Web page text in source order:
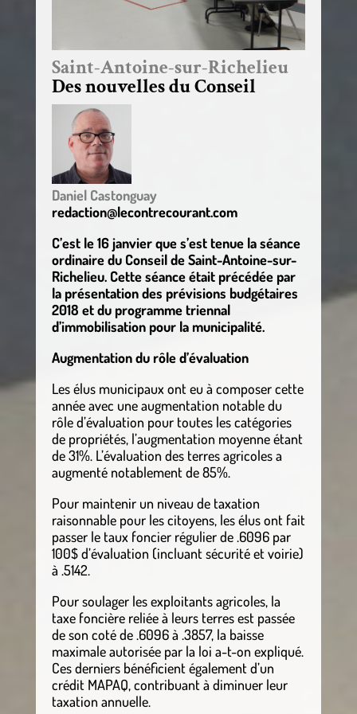
Saint-Antoine-sur-Richelieu
Des nouvelles du Conseil
Daniel Castonguay
redaction@lecontrecourant.com
C’est le 16 janvier que s’est tenue la séance
ordinaire du Conseil de Saint-Antoine-sur-
Richelieu. Cette séance était précédée par
la présentation des prévisions budgétaires
2018 et du programme triennal
d’immobilisation pour la municipalité.
Augmentation du rôle d’évaluation
Les élus municipaux ont eu à composer cette
année avec une augmentation notable du
rôle d’évaluation pour toutes les catégories
de propriétés, l’augmentation moyenne étant
de 31%. L’évaluation des terres agricoles a
augmenté notablement de 85%.
Pour maintenir un niveau de taxation
raisonnable pour les citoyens, les élus ont fait
passer le taux foncier régulier de .6096 par
100$ d’évaluation (incluant sécurité et voirie)
à .5142.
Pour soulager les exploitants agricoles, la
taxe foncière reliée à leurs terres est passée
de son coté de .6096 à .3857, la baisse
maximale autorisée par la loi a-t-on expliqué.
Ces derniers bénéficient également d’un
crédit MAPAQ, contribuant à diminuer leur
taxation annuelle.